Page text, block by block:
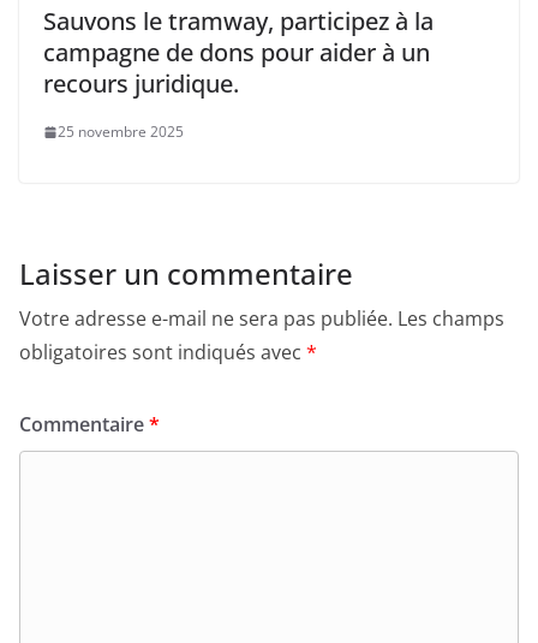
Sauvons le tramway, participez à la
campagne de dons pour aider à un
recours juridique.
25 novembre 2025
Laisser un commentaire
Votre adresse e-mail ne sera pas publiée. Les champs
obligatoires sont indiqués avec *
Commentaire*